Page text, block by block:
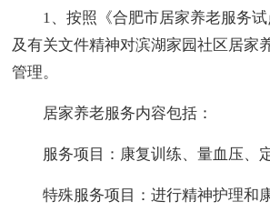
1、按照《合肥市居家养老服务试
及有关文件精神对滨湖家园社区居家
管理。
居家养老服务内容包括：
服务项目：康复训练、量血压、
特殊服务项目：进行精神护理和